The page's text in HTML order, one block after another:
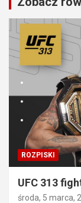
ROZPISKI
UFC 313
środa, 5 marca,